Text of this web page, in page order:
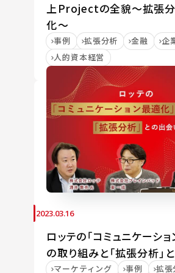
上Projectの全貌～拡張
化～
事例 拡張分析 金融
企
人的資本経営
2023.03.16
ロッテの「コミュニケーショ
の取り組みと「拡張分析」
マーケティング 事例 拡張